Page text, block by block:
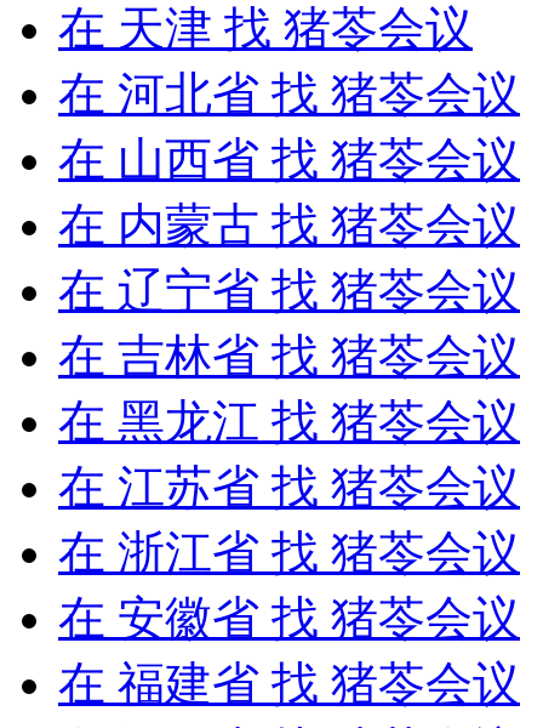
在 天津 找 猪苓会议
在 河北省 找 猪苓会议
在 山西省 找 猪苓会议
在 内蒙古 找 猪苓会议
在 辽宁省 找 猪苓会议
在 吉林省 找 猪苓会议
在 黑龙江 找 猪苓会议
在 江苏省 找 猪苓会议
在 浙江省 找 猪苓会议
在 安徽省 找 猪苓会议
在 福建省 找 猪苓会议